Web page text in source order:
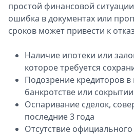
простой финансовой
ошибка в документах или
сроков может привести к
Наличие ипотеки или
которое требуется
Подозрение кредиторов
банкротстве или
Оспаривание сделок,
последние 3 года
Отсутствие